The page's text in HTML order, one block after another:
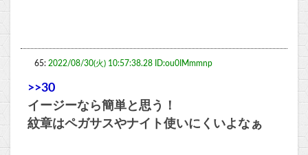
65: 2022/08/30(火) 10:57:38.28 ID:ou0IMmmnp
>>30
イージーなら簡単と思う！
紋章はペガサスやナイト使いにくいよなぁ